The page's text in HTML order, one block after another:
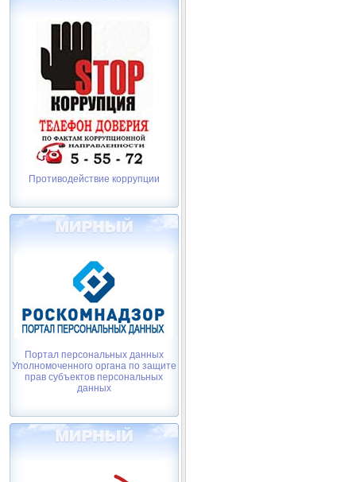
Противодействие коррупции
Портал персональных данных
Уполномоченного органа по защите
прав субъектов персональных
данных